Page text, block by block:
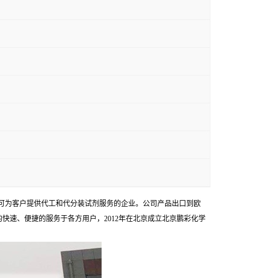
客户提供代工和代分装试剂服务的企业。公司产品出口到欧
速、便捷的服务于各方用户，2012年在北京成立北京鹏彩化学